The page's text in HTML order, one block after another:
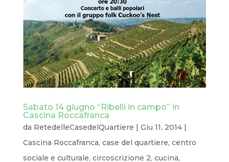
Sabato 14 giugno “Ribelli in campo” in
Cascina Roccafranca
da RetedelleCasedelQuartiere | Giu 11, 2014|
Cascina Roccafranca, case del quartiere, centro
sociale e culturale, circoscrizione 2, cucina,